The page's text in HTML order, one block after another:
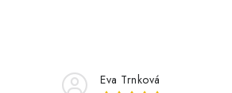
Eva Trnková